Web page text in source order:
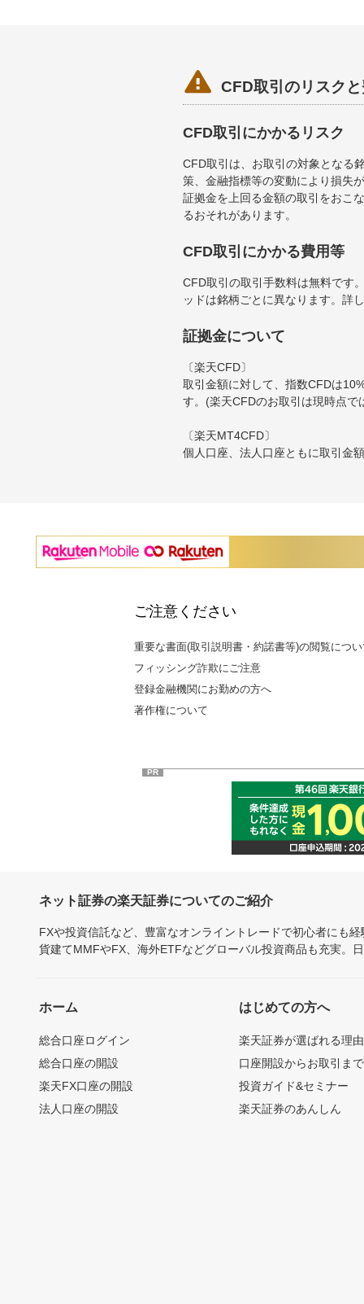
 CFD取引のリスク
CFD取引にかかるリスク
CFD取引は、お取引の対象となる
策、金融指標等の変動により損失
証拠金を上回る金額の取引をおこ
るおそれがあります。
CFD取引にかかる費用等
CFD取引の取引手数料は無料です
ッドは銘柄ごとに異なります。詳
証拠金について
〔楽天CFD〕
取引金額に対して、指数CFDは
す。(楽天CFDのお取引は現時点で
〔楽天MT4CFD〕
個人口座、法人口座ともに取引金
ご注意ください
重要な書面(取引説明書・約諾書等)の閲覧につ
フィッシング詐欺にご注意
登録金融機関にお勤めの方へ
著作権について
PR
ネット証券の楽天証券についてのご紹介
FXや投資信託など、豊富なオンライントレードで初心者にも
貨建てMMFやFX、海外ETFなどグローバル投資商品も充実。
ホーム
総合口座ログイン
総合口座の開設
楽天FX口座の開設
法人口座の開設
はじめての方へ
楽天証券が選ばれる理由
口座開設からお取引ま
投資ガイド&セミナー
楽天証券のあんしん